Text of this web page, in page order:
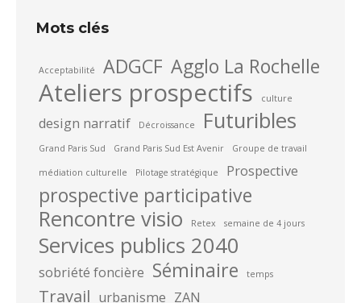
Mots clés
Acceptabilité ADGCF Agglo La Rochelle
Ateliers prospectifs culture
design narratif Décroissance Futuribles
Grand Paris Sud Grand Paris Sud Est Avenir Groupe de travail
médiation culturelle Pilotage stratégique Prospective
prospective participative
Rencontre visio Retex semaine de 4 jours
Services publics 2040
sobriété foncière Séminaire temps
Travail urbanisme ZAN